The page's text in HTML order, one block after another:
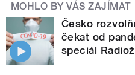
MOHLO BY VÁS ZAJÍMAT
Česko
čekat od
speciál